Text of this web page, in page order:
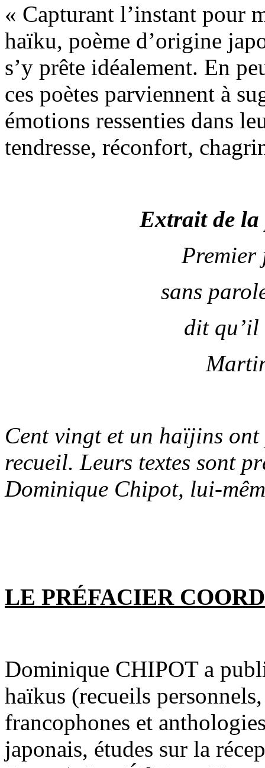
« Capturant l’instant pour
haïku, poème d’origine
s’y prête idéalement. En
ces poètes parviennent à
émotions ressenties dans
tendresse, réconfort,
Extrait de
Premier
sans
dit qu’il
Cent vingt et un haïjins
recueil. Leurs textes sont
Dominique Chipot, lui-
LE PRÉFACIER
Dominique CHIPOT a
haïkus (recueils
francophones et
japonais, études sur la